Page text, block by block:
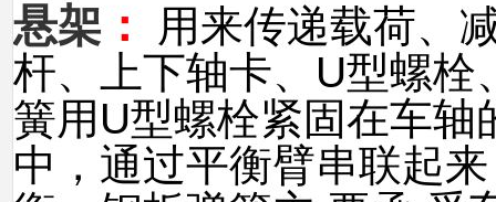
悬架 ：
用来传递载荷、
杆、上下轴卡、U型螺
簧用U型螺栓紧固在车
中，通过平衡臂串联起